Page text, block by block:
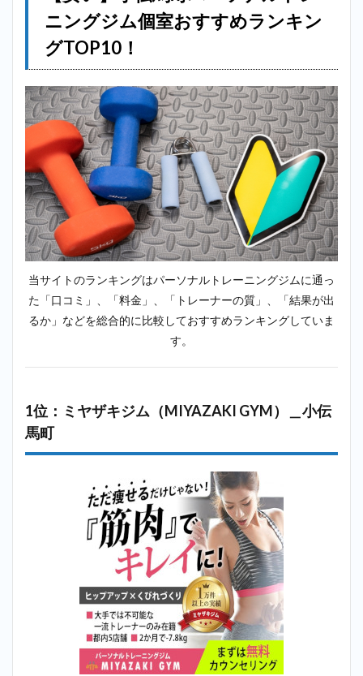
＿小伝馬町
2.3
ササ
イズ
コー
チ＿
小伝
2.4
4位：
ビヨンド
（BEYOND）
＿小伝馬町
2.5
5
位：リボ
ーンマイ
セルフ
（Reborn
町
ビーコンセ
プト（B
＿小伝馬町
位：ラスタ
（Lastyle）
＿小伝馬町
ジオコン
kompas）
ニングジム個室おすすめランキン
グTOP10！
当サイトのランキングはパーソナルトレーニングジムに通っ
た「口コミ」、「料金」、「トレーナーの質」、「結果が出
るか」などを総合的に比較しておすすめランキングしていま
す。
1位：ミヤザキジム（MIYAZAKI GYM）＿小伝
馬町